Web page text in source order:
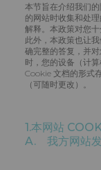
本节旨在介绍我们
的网站时收集和处
解释。本政策对您
此外，本政策也让
确完整的答复，并
时，您的设备（计
Cookie 文档的形式
（可随时更改）。
1.本网站
A. 我方网站